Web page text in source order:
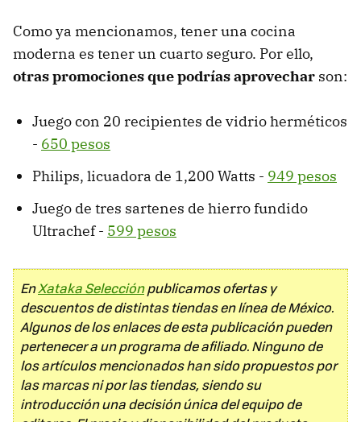
Como ya mencionamos, tener una cocina
moderna es tener un cuarto seguro. Por ello,
otras promociones que podrías aprovechar son:
Juego con 20 recipientes de vidrio herméticos
- 650 pesos
Philips, licuadora de 1,200 Watts - 949 pesos
Juego de tres sartenes de hierro fundido
Ultrachef - 599 pesos
EnXataka Selecciónpublicamos ofertas y
descuentos de distintas tiendas en línea de México.
Algunos de los enlaces de esta publicación pueden
pertenecer a un programa de afiliado. Ninguno de
los artículos mencionados han sido propuestos por
las marcas ni por las tiendas, siendo su
introducción una decisión única del equipo de